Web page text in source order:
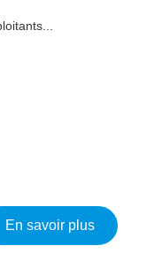
En savoir plussur